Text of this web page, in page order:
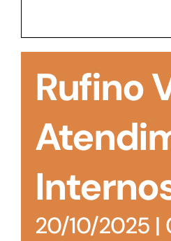
manutenção de estoques e
Rufino
20/10/2025 |